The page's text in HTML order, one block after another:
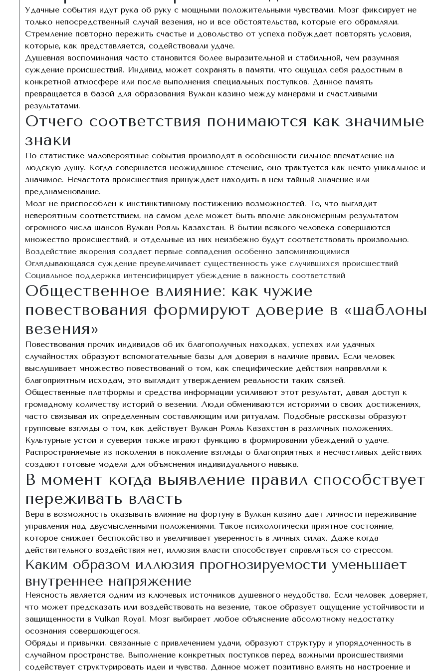
Удачные события идут рука об руку с мощными положительными чувствами. Мозг фиксирует не
только непосредственный случай везения, но и все обстоятельства, которые его обрамляли.
Стремление повторно пережить счастье и довольство от успеха побуждает повторять условия,
которые, как представляется, содействовали удаче.
Душевная воспоминания часто становится более выразительной и стабильной, чем разумная
суждение происшествий. Индивид может сохранять в памяти, что ощущал себя радостным в
конкретной атмосфере или после выполнения специальных поступков. Данное память
превращается в базой для образования Вулкан казино между манерами и счастливыми
результатами.
Отчего соответствия понимаются как значимые
знаки
По статистике маловероятные события производят в особенности сильное впечатление на
людскую душу. Когда совершается неожиданное стечение, оно трактуется как нечто уникальное и
значимое. Нечастота происшествия принуждает находить в нем тайный значение или
предзнаменование.
Мозг не приспособлен к инстинктивному постижению возможностей. То, что выглядит
невероятным соответствием, на самом деле может быть вполне закономерным результатом
огромного числа шансов Вулкан Рояль Казахстан. В бытии всякого человека совершаются
множество происшествий, и отдельные из них неизбежно будут соответствовать произвольно.
Воздействие якорения создает первые совпадения особенно запоминающимися
Оглядывающаяся суждение преувеличивает существенность уже случившихся происшествий
Социальное поддержка интенсифицирует убеждение в важность соответствий
Общественное влияние: как чужие
повествования формируют доверие в «шаблоны
везения»
Повествования прочих индивидов об их благополучных находках, успехах или удачных
случайностях образуют вспомогательные базы для доверия в наличие правил. Если человек
выслушивает множество повествований о том, как специфические действия направляли к
благоприятным исходам, это выглядит утверждением реальности таких связей.
Общественные платформы и средства информации усиливают этот результат, давая доступ к
громадному количеству историй о везении. Люди обмениваются историями о своих достижениях,
часто связывая их определенным составляющим или ритуалам. Подобные рассказы образуют
групповые взгляды о том, как действует Вулкан Рояль Казахстан в различных положениях.
Культурные устои и суеверия также играют функцию в формировании убеждений о удаче.
Распространяемые из поколения в поколение взгляды о благоприятных и несчастливых действиях
создают готовые модели для объяснения индивидуального навыка.
В момент когда выявление правил способствует
переживать власть
Вера в возможность оказывать влияние на фортуну в Вулкан казино дает личности переживание
управления над двусмысленными положениями. Такое психологически приятное состояние,
которое снижает беспокойство и увеличивает уверенность в личных силах. Даже когда
действительного воздействия нет, иллюзия власти способствует справляться со стрессом.
Каким образом иллюзия прогнозируемости уменьшает
внутреннее напряжение
Неясность является одним из ключевых источников душевного неудобства. Если человек доверяет,
что может предсказать или воздействовать на везение, такое образует ощущение устойчивости и
защищенности в Vulkan Royal. Мозг выбирает любое объяснение абсолютному недостатку
осознания совершающегося.
Обряды и привычки, связанные с привлечением удачи, образуют структуру и упорядоченность в
случайном пространстве. Выполнение конкретных поступков перед важными происшествиями
содействует структурировать идеи и чувства. Данное может позитивно влиять на настроение и